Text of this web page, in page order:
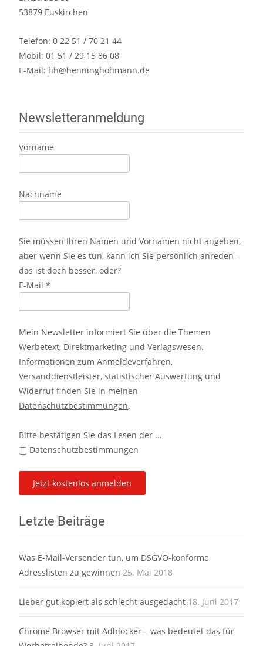
53879 Euskirchen
Telefon: 0 22 51 / 70 21 44
Mobil: 01 51 / 29 15 86 08
E-Mail: hh@henninghohmann.de
Newsletteranmeldung
Vorname
Nachname
Sie müssen Ihren Namen und Vornamen nicht angeben,
aber wenn Sie es tun, kann ich Sie persönlich anreden -
das ist doch besser, oder?
E-Mail *
Mein Newsletter informiert Sie über die Themen
Werbetext, Direktmarketing und Verlagswesen.
Informationen zum Anmeldeverfahren,
Versanddienstleister, statistischer Auswertung und
Widerruf finden Sie in meinen
Datenschutzbestimmungen.
Bitte bestätigen Sie das Lesen der ...
Datenschutzbestimmungen
Letzte Beiträge
Was E-Mail-Versender tun, um DSGVO-konforme
Adresslisten zu gewinnen 25. Mai 2018
Lieber gut kopiert als schlecht ausgedacht 18. Juni 2017
Chrome Browser mit Adblocker – was bedeutet das für